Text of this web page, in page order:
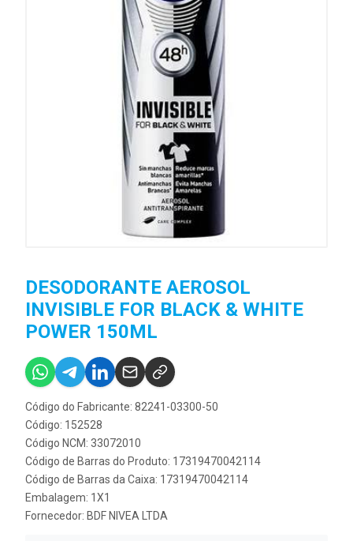
DESODORANTE AEROSOL
INVISIBLE FOR BLACK & WHITE
POWER 150ML
Código do Fabricante: 82241-03300-50
Código: 152528
Código NCM: 33072010
Código de Barras do Produto: 17319470042114
Código de Barras da Caixa: 17319470042114
Embalagem: 1X1
Fornecedor: BDF NIVEA LTDA